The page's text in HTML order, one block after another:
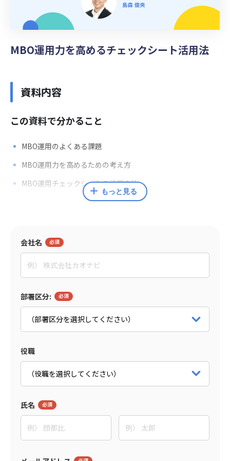
MBO運用力を高めるチェックシート活用法
資料内容
この資料で分かること
MBO運用のよくある課題
MBO運用力を高めるための考え方
MBO運用チェックシートの活用方法
島森 俊央
グローセンパートナー
もっと見る
会社名
部署区分:
役職
氏名